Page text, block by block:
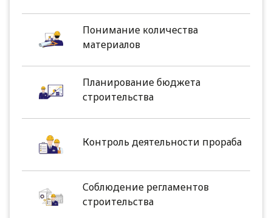
Понимание количества
материалов
Планирование бюджета
строительства
Контроль деятельности прораба
Соблюдение регламентов
строительства